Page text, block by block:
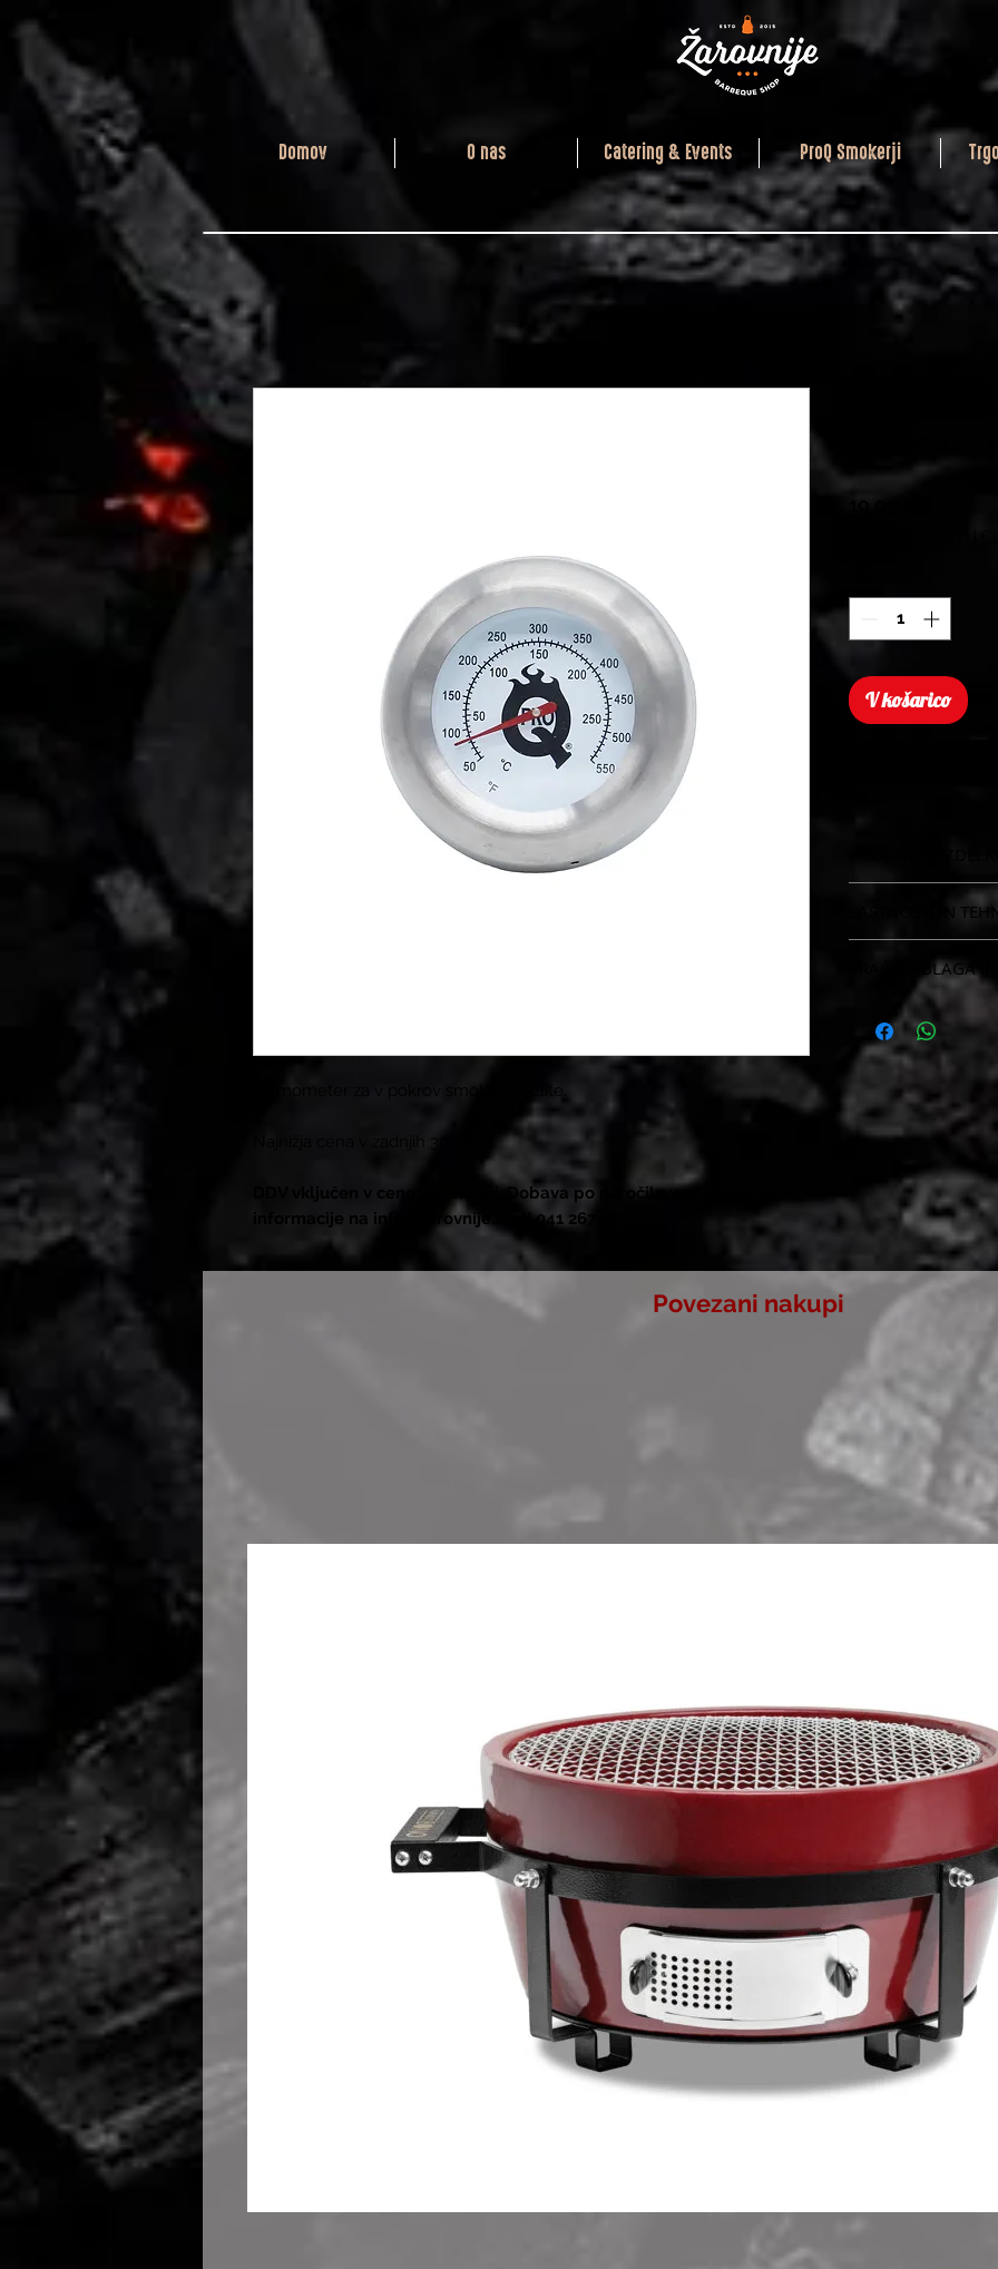
Domov O nas Catering & Events ProQ Smokerji
Najnižja cena v zadnjih 30 dneh.
DDV vključen v ceno. Na zalogi. Dobava po naročilu v 2 - 3 dneh. Vse
informacije na info@zarovnije.si ali 041 267 207.
V košarico
Analogni
LASTNOSTI IN
VRAČILO BLAGA
Blago lahko
nakupa.
Blago mora biti
kupca,
Za brezplačno
793. K Vam
po dogovoru
Uveljavljanje
predložitvi
bomo v
potrebno, da
izdelka.
Povezani nakupi